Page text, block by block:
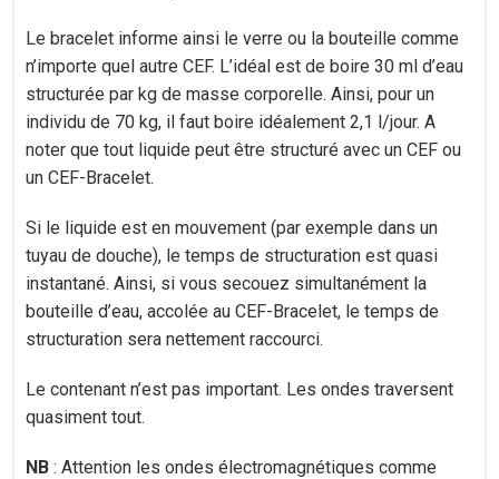
Le bracelet informe ainsi le verre ou la bouteille comme
n’importe quel autre CEF. L’idéal est de boire 30 ml d’eau
structurée par kg de masse corporelle. Ainsi, pour un
individu de 70 kg, il faut boire idéalement 2,1 l/jour. A
noter que tout liquide peut être structuré avec un CEF ou
un CEF-Bracelet.
Si le liquide est en mouvement (par exemple dans un
tuyau de douche), le temps de structuration est quasi
instantané. Ainsi, si vous secouez simultanément la
bouteille d’eau, accolée au CEF-Bracelet, le temps de
structuration sera nettement raccourci.
Le contenant n’est pas important. Les ondes traversent
quasiment tout.
NB : Attention les ondes électromagnétiques comme